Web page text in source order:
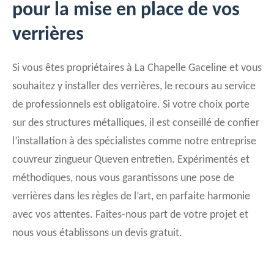
pour la mise en place de vos
verrières
Si vous êtes propriétaires à La Chapelle Gaceline et vous
souhaitez y installer des verrières, le recours au service
de professionnels est obligatoire. Si votre choix porte
sur des structures métalliques, il est conseillé de confier
l’installation à des spécialistes comme notre entreprise
couvreur zingueur Queven entretien. Expérimentés et
méthodiques, nous vous garantissons une pose de
verrières dans les règles de l’art, en parfaite harmonie
avec vos attentes. Faites-nous part de votre projet et
nous vous établissons un devis gratuit.